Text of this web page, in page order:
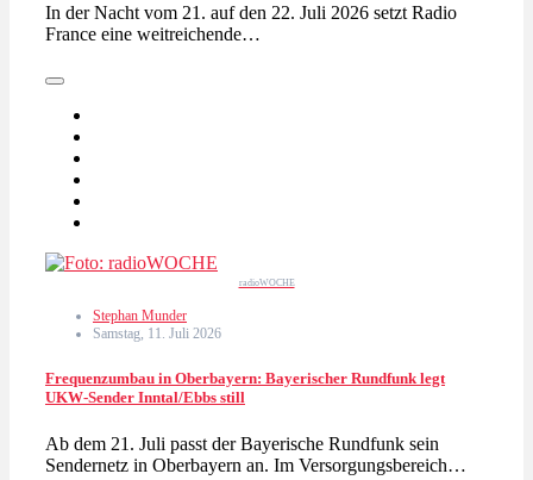
In der Nacht vom 21. auf den 22. Juli 2026 setzt Radio
France eine weitreichende…
radioWOCHE
Stephan Munder
Samstag, 11. Juli 2026
Frequenzumbau in Oberbayern: Bayerischer Rundfunk legt
UKW-Sender Inntal/Ebbs still
Ab dem 21. Juli passt der Bayerische Rundfunk sein
Sendernetz in Oberbayern an. Im Versorgungsbereich…